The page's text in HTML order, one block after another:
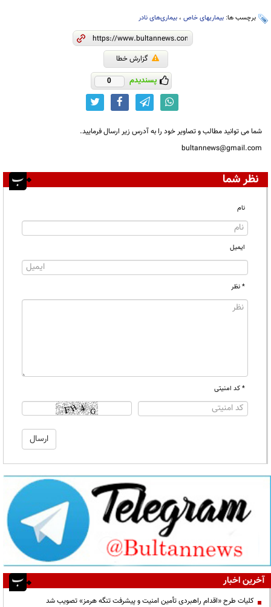
برچسب ها: بیماریهای خاص ، بیماری‌های نادر
گزارش خطا
پسندیدم 0
شما می توانید مطالب و تصاویر خود را به آدرس زیر ارسال فرمایید.
bultannews@gmail.com
نظر شما
نام
ایمیل
* نظر
* کد امنیتی
آخرین اخبار
کلیات طرح «اقدام راهبردی تأمین امنیت و پیشرفت تنگه هرمز» تصویب شد